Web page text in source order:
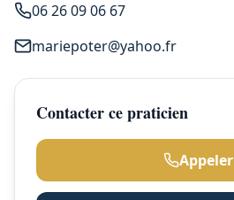
06 26 09 06 67
mariepoter@yahoo.fr
Contacter ce praticien
Appeler